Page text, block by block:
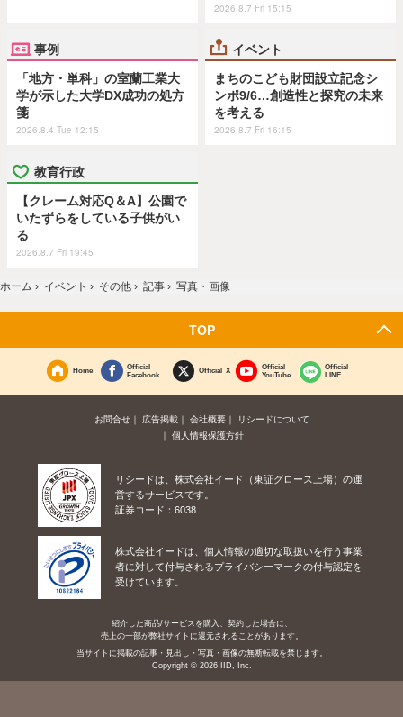
2026.8.7 Fri 15:15
事例
「地方・単科」の室蘭工業大
学が示した大学DX成功の処方
箋
2026.8.4 Tue 12:15
イベント
まちのこども財団設立記念シ
ンポ9/6…創造性と探究の未来
を考える
2026.8.7 Fri 16:15
教育行政
【クレーム対応Q＆A】公園で
いたずらをしている子供がい
る
2026.8.7 Fri 19:45
ホーム › イベント › その他 › 記事 › 写真・画像
TOP
Home
Official
Facebook
Official X
Official
YouTube
Official
LINE
お問合せ 広告掲載 会社概要
リシードについて
個人情報保護方針
リシードは、株式会社イード（東証グロース上場）の運
営するサービスです。
証券コード：6038
株式会社イードは、個人情報の適切な取扱いを行う事業
者に対して付与されるプライバシーマークの付与認定を
受けています。
紹介した商品/サービスを購入、契約した場合に、
売上の一部が弊社サイトに還元されることがあります。
当サイトに掲載の記事・見出し・写真・画像の無断転載を禁じます。
Copyright © 2026 IID, Inc.